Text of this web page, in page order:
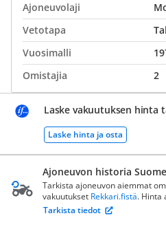
Ajoneuvolaji
Vetotapa
Vuosimalli
Omistajia
2
Laske vakuutuksen hinta
Laske hinta ja osta
Ajoneuvon historia
Tarkista ajoneuvon aiemmat
vakuutukset Rekkari.fistä. Hinta
Tarkista tiedot